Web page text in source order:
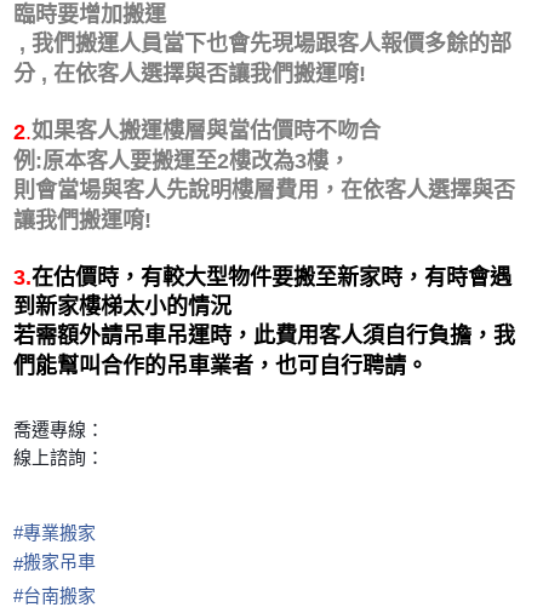
臨時要增加搬運
, 我們搬運人員當下也會先現場跟客人報價多餘的部
分 , 在依客人選擇與否讓我們搬運唷!
2.如果客人搬運樓層與當估價時不吻合
例:原本客人要搬運至2樓改為3樓，
則會當場與客人先說明樓層費用，在依客人選擇與否
讓我們搬運唷!
3.在估價時，有較大型物件要搬至新家時，有時會遇
到新家樓梯太小的情況
若需額外請吊車吊運時，此費用客人須自行負擔，我
們能幫叫合作的吊車業者，也可自行聘請。
喬遷專線：
線上諮詢：
#專業搬家
#搬家吊車
#台南搬家